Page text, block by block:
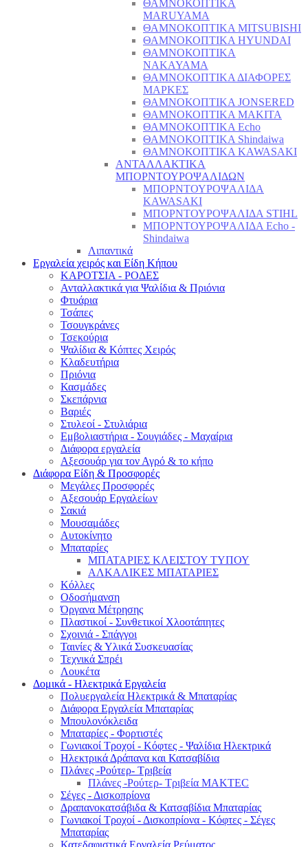
ΘΑΜΝΟΚΟΠΤΙΚΑ
MARUYAMA
ΘΑΜΝΟΚΟΠΤΙΚΑ MITSUBISHI
ΘΑΜΝΟΚΟΠΤΙΚΑ HYUNDAI
ΘΑΜΝΟΚΟΠΤΙΚΑ
NAKAYAMA
ΘΑΜΝΟΚΟΠΤΙΚΑ ΔΙΑΦΟΡΕΣ
ΜΑΡΚΕΣ
ΘΑΜΝΟΚΟΠΤΙΚΑ JONSERED
ΘΑΜΝΟΚΟΠΤΙΚΑ MAKITA
ΘΑΜΝΟΚΟΠΤΙΚΑ Echo
ΘΑΜΝΟΚΟΠΤΙΚΑ Shindaiwa
ΘΑΜΝΟΚΟΠΤΙΚΑ KAWASAKI
ΑΝΤΑΛΛΑΚΤΙΚΑ
ΜΠΟΡΝΤΟΥΡΟΨΑΛΙΔΩΝ
ΜΠΟΡΝΤΟΥΡΟΨΑΛΙΔΑ
KAWASAKI
ΜΠΟΡΝΤΟΥΡΟΨΑΛΙΔΑ STIHL
ΜΠΟΡΝΤΟΥΡΟΨΑΛΙΔΑ Echo -
Shindaiwa
Λιπαντικά
Εργαλεία χειρός και Είδη Κήπου
ΚΑΡΟΤΣΙΑ - ΡΟΔΕΣ
Ανταλλακτικά για Ψαλίδια & Πριόνια
Φτυάρια
Τσάπες
Τσουγκράνες
Τσεκούρια
Ψαλίδια & Κόπτες Χειρός
Κλαδευτήρια
Πριόνια
Κασμάδες
Σκεπάρνια
Βαριές
Στυλεοί - Στυλιάρια
Εμβολιαστήρια - Σουγιάδες - Μαχαίρια
Διάφορα εργαλεία
Αξεσουάρ για τον Αγρό & το κήπο
Διάφορα Είδη & Προσφορές
Μεγάλες Προσφορές
Αξεσουάρ Εργαλείων
Σακιά
Μουσαμάδες
Αυτοκίνητο
Μπαταρίες
ΜΠΑΤΑΡΙΕΣ ΚΛΕΙΣΤΟΥ ΤΥΠΟΥ
ΑΛΚΑΛΙΚΕΣ ΜΠΑΤΑΡΙΕΣ
Κόλλες
Οδοσήμανση
Όργανα Μέτρησης
Πλαστικοί - Συνθετικοί Χλοοτάπητες
Σχοινιά - Σπάγγοι
Ταινίες & Υλικά Συσκευασίας
Τεχνικά Σπρέι
Λουκέτα
Δομικά - Ηλεκτρικά Εργαλεία
Πολυεργαλεία Ηλεκτρικά & Μπαταρίας
Διάφορα Εργαλεία Μπαταρίας
Μπουλονόκλειδα
Μπαταρίες - Φορτιστές
Γωνιακοί Τροχοί - Κόφτες - Ψαλίδια Ηλεκτρικά
Ηλεκτρικά Δράπανα και Κατσαβίδια
Πλάνες -Ρούτερ- Τριβεία
Πλάνες -Ρούτερ- Τριβεία MAKTEC
Σέγες - Δισκοπρίονα
Δραπανοκατσάβιδα & Κατσαβίδια Μπαταρίας
Γωνιακοί Τροχοί - Δισκοπρίονα - Κόφτες - Σέγες
Μπαταρίας
Κατεδαφιστικά Εργαλεία Ρεύματος